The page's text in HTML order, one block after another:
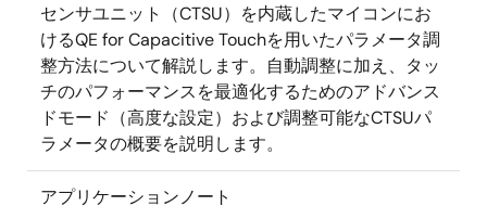
センサユニット（CTSU）を内蔵したマイコンにお
けるQE for Capacitive Touchを用いたパラメータ調
整方法について解説します。自動調整に加え、タッ
チのパフォーマンスを最適化するためのアドバンス
ドモード（高度な設定）および調整可能なCTSUパ
ラメータの概要を説明します。
アプリケーションノート